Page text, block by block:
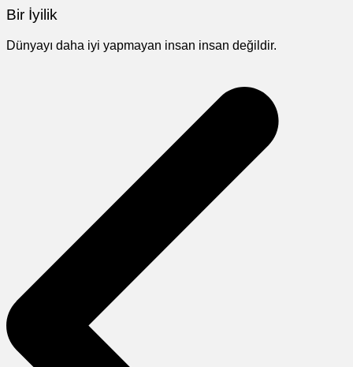
Bir İyilik
Dünyayı daha iyi yapmayan insan insan değildir.